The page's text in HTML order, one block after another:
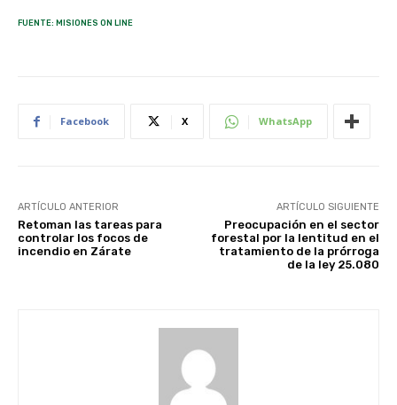
FUENTE: MISIONES ON LINE
Facebook X WhatsApp
ARTÍCULO ANTERIOR
Retoman las tareas para
controlar los focos de
incendio en Zárate
ARTÍCULO SIGUIENTE
Preocupación en el sector
forestal por la lentitud en el
tratamiento de la prórroga
de la ley 25.080